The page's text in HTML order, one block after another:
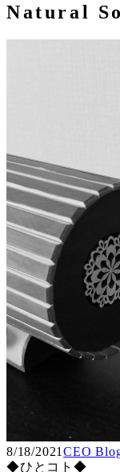
Natural
8/18/2021CEO
◆ひとコト◆